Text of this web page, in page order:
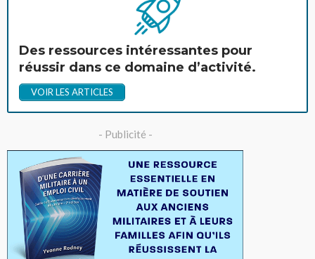
Des ressources intéressantes pour
réussir dans ce domaine d’activité.
VOIR LES ARTICLES
- Publicité -